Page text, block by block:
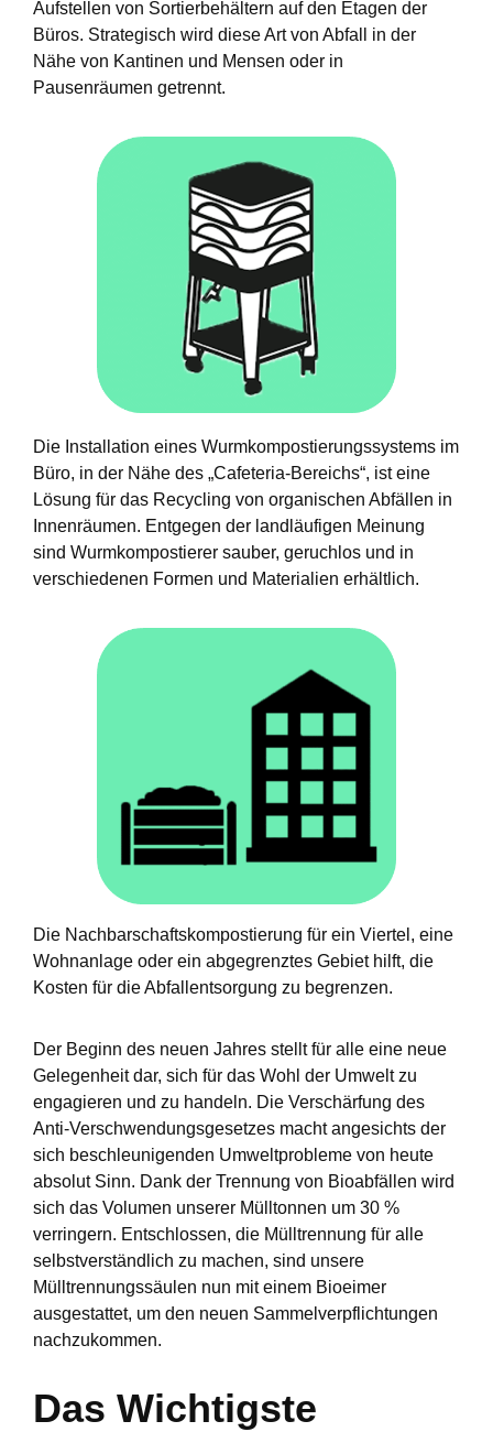
Aufstellen von Sortierbehältern auf den Etagen der
Büros. Strategisch wird diese Art von Abfall in der
Nähe von Kantinen und Mensen oder in
Pausenräumen getrennt.
Die Installation eines Wurmkompostierungssystems im
Büro, in der Nähe des „Cafeteria-Bereichs“, ist eine
Lösung für das Recycling von organischen Abfällen in
Innenräumen. Entgegen der landläufigen Meinung
sind Wurmkompostierer sauber, geruchlos und in
verschiedenen Formen und Materialien erhältlich.
Die Nachbarschaftskompostierung für ein Viertel, eine
Wohnanlage oder ein abgegrenztes Gebiet hilft, die
Kosten für die Abfallentsorgung zu begrenzen.
Der Beginn des neuen Jahres stellt für alle eine neue
Gelegenheit dar, sich für das Wohl der Umwelt zu
engagieren und zu handeln. Die Verschärfung des
Anti-Verschwendungsgesetzes macht angesichts der
sich beschleunigenden Umweltprobleme von heute
absolut Sinn. Dank der Trennung von Bioabfällen wird
sich das Volumen unserer Mülltonnen um 30 %
verringern. Entschlossen, die Mülltrennung für alle
selbstverständlich zu machen, sind unsere
Mülltrennungssäulen nun mit einem Bioeimer
ausgestattet, um den neuen Sammelverpflichtungen
nachzukommen.
Das Wichtigste